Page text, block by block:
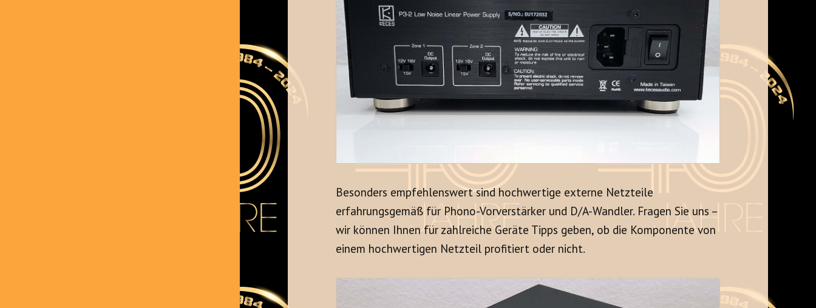
Besonders empfehlenswert sind hochwertige externe Netzteile
erfahrungsgemäß für Phono-Vorverstärker und D/A-Wandler. Fragen Sie uns –
wir können Ihnen für zahlreiche Geräte Tipps geben, ob die Komponente von
einem hochwertigen Netzteil profitiert oder nicht.